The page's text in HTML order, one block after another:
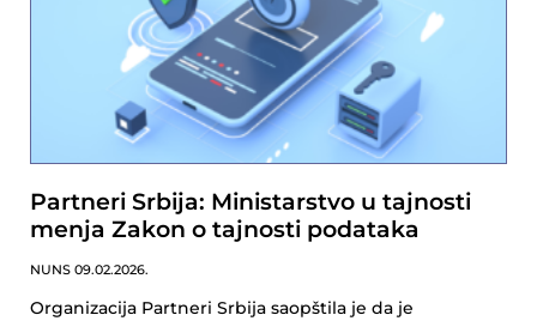
Partneri Srbija: Ministarstvo u tajnosti
menja Zakon o tajnosti podataka
NUNS 09.02.2026.
Organizacija Partneri Srbija saopštila je da je